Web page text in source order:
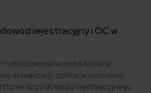
dowód rejestracyjny i OC w
jest o kolejne
aktualizacji, aplikacja umożliwia
kopii dowodu rejestracyjnego